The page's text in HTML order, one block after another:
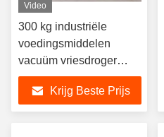
Video
300 kg industriële
voedingsmiddelen
vacuüm vriesdroger
lyophilizer
Krijg Beste Prijs